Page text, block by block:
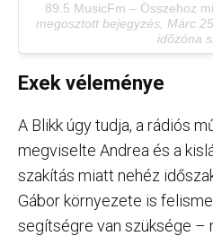
89.5 MusicFm – Összehoz
megosztott bejegyzés, Márc
időzóna
Exek véleménye
A Blikk úgy tudja, a rádiós
megviselte Andrea és a
szakítás miatt nehéz
Gábor környezete is
segítségre van szüksége –